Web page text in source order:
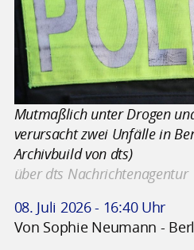
Mutmaßlich unter Drogen
verursacht zwei Unfälle in
Archivbuild von dts)
über dts Nachrichtenagentur
08. Juli 2026 - 16:40 Uhr
Von Sophie Neumann -